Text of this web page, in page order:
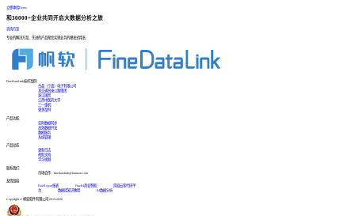
立即体验Demo
和30000+企业共同开启大数据分析之旅
咨询方案
专业的解决方案、先进的产品帮您实现业务的爆发式增长
FineDataLink标杆案例
台晶（宁波）电子有限公司
某交通高速公路集团
浙江国贸
江西中医药大学
三一重机
更多案例
产品功能
实时数据同步
高效数据开发
数据服务
系统管理
产品动态
更新日志
帮助文档
学习视频
联系我们
市场合作：finedatalink@fanruan.com
友情链接
FineReport报表
FineBI商业智能
简道云零代码平
台
数据库知识教程 BI数据分析
Copyright © 帆软软件有限公司 2015-2026